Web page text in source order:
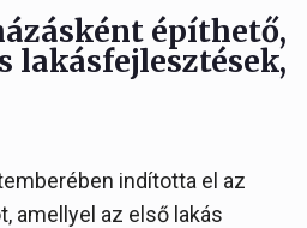
építhető,
lakásfejlesztések,
indította el az
amellyel az első lakás